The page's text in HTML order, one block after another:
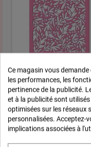
Pochoir adhésif feuillage
repositionnable - LIANES
7,85 €
ACHETER
Ce magasin vous
les performances, les
pertinence de la publicité.
et à la publicité sont
optimisées sur les réseaux
personnalisées. Acceptez-
implications associées à